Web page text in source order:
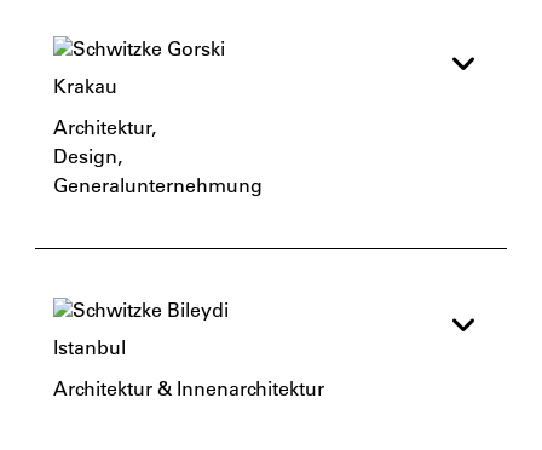
Krakau
Architektur,
Design,
Generalunternehmung
Istanbul
Architektur & Innenarchitektur